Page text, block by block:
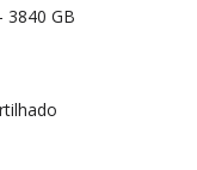
3840 GB